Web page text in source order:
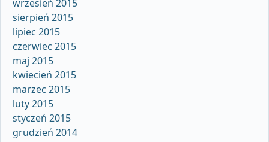
wrzesień 2015
sierpień 2015
lipiec 2015
czerwiec 2015
maj 2015
kwiecień 2015
marzec 2015
luty 2015
styczeń 2015
grudzień 2014